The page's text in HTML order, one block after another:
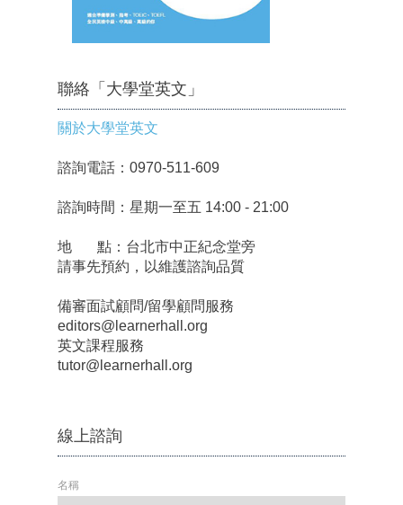
聯絡「大學堂英文」
關於大學堂英文
諮詢電話：0970-511-609
諮詢時間：星期一至五 14:00 - 21:00
地 點：台北市中正紀念堂旁
請事先預約，以維護諮詢品質
備審面試顧問/留學顧問服務
editors@learnerhall.org
英文課程服務
tutor@learnerhall.org
線上諮詢
名稱